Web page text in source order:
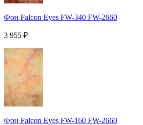
Фон Falcon Eyes FW-340 FW-2660
3 955 ₽
Фон Falcon Eyes FW-160 FW-2660